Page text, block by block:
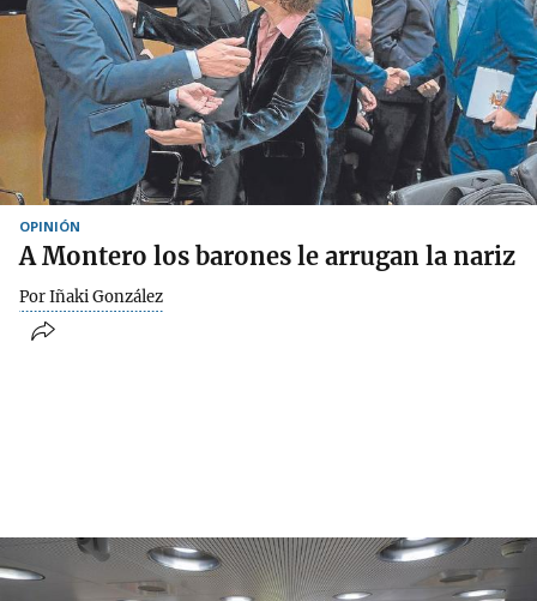
OPINIÓN
A Montero los barones le arrugan la nariz
Por Iñaki González